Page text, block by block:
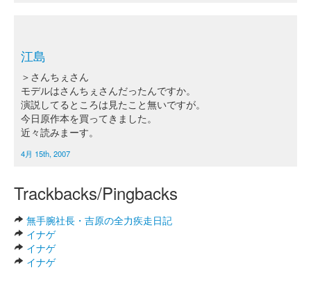
江島
＞さんちぇさん
モデルはさんちぇさんだったんですか。
演説してるところは見たこと無いですが。
今日原作本を買ってきました。
近々読みまーす。
4月 15th, 2007
Trackbacks/Pingbacks
無手腕社長・吉原の全力疾走日記
イナゲ
イナゲ
イナゲ